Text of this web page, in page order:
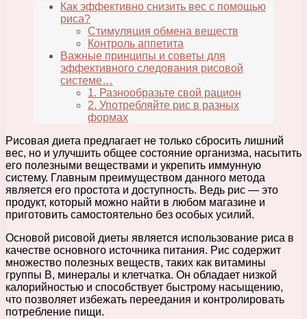
Как эффективно снизить вес с помощью
риса?
Стимуляция обмена веществ
Контроль аппетита
Важные принципы и советы для
эффективного следования рисовой
системе…
1. Разнообразьте свой рацион
2. Употребляйте рис в разных
формах
Рисовая диета предлагает не только сбросить лишний
вес, но и улучшить общее состояние организма, насытить
его полезными веществами и укрепить иммунную
систему. Главным преимуществом данного метода
является его простота и доступность. Ведь рис — это
продукт, который можно найти в любом магазине и
приготовить самостоятельно без особых усилий.
Основой рисовой диеты является использование риса в
качестве основного источника питания. Рис содержит
множество полезных веществ, таких как витамины
группы В, минералы и клетчатка. Он обладает низкой
калорийностью и способствует быстрому насыщению,
что позволяет избежать переедания и контролировать
потребление пищи.